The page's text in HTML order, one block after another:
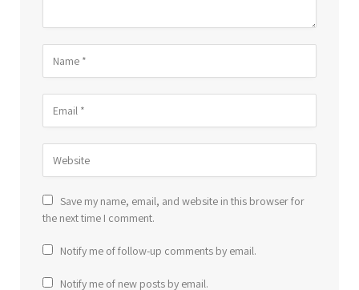
Save my name, email, and website in this browser for
the next time I comment.
Notify me of follow-up comments by email.
Notify me of new posts by email.